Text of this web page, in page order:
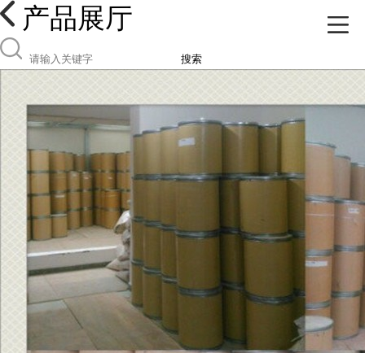
产品展厅
搜索